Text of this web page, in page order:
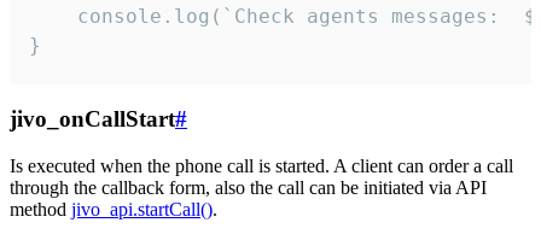
}
jivo_onCallStart#
Is executed when the phone call is started. A client can order a call
through the callback form, also the call can be initiated via API
method jivo_api.startCall().